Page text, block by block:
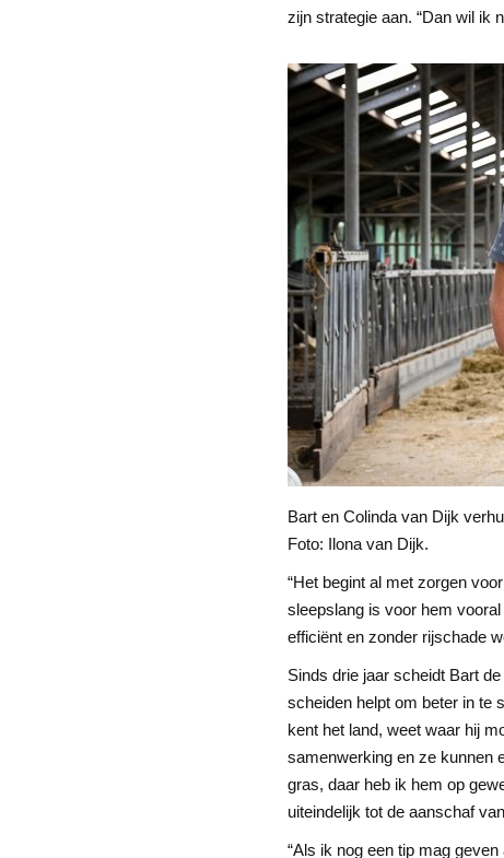
zijn strategie aan. “Dan wil ik
Bart en Colinda van Dijk
Foto: Ilona van Dijk.
“Het begint al met zorgen
sleepslang is voor hem
efficiënt en zonder rijschade
Sinds drie jaar scheidt Bart
scheiden helpt om beter in te
kent het land, weet waar hij
samenwerking en ze kunnen
gras, daar heb ik hem op
uiteindelijk tot de aanschaf
“Als ik nog een tip mag